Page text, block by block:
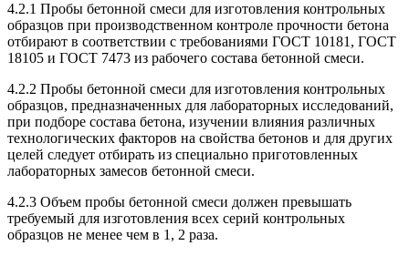
4.2.1 Пробы бетонной смеси для изготовления контрольных
образцов при производственном контроле прочности бетона
отбирают в соответствии с требованиями ГОСТ 10181, ГОСТ
18105 и ГОСТ 7473 из рабочего состава бетонной смеси.
4.2.2 Пробы бетонной смеси для изготовления контрольных
образцов, предназначенных для лабораторных исследований,
при подборе состава бетона, изучении влияния различных
технологических факторов на свойства бетонов и для других
целей следует отбирать из специально приготовленных
лабораторных замесов бетонной смеси.
4.2.3 Объем пробы бетонной смеси должен превышать
требуемый для изготовления всех серий контрольных
образцов не менее чем в 1, 2 раза.